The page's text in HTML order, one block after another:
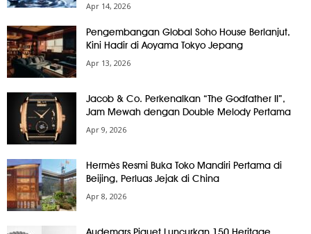
Apr 14, 2026
Pengembangan Global Soho House Berlanjut,
Kini Hadir di Aoyama Tokyo Jepang
Apr 13, 2026
Jacob & Co. Perkenalkan “The Godfather II”,
Jam Mewah dengan Double Melody Pertama
Apr 9, 2026
Hermès Resmi Buka Toko Mandiri Pertama di
Beijing, Perluas Jejak di China
Apr 8, 2026